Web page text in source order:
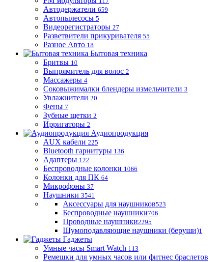
Автодержатели 659
Автопылесосы 5
Видеорегистраторы 27
Разветвители прикуривателя 55
Разное Авто 18
Бытовая техника
Бритвы 10
Выпрямитель для волос 2
Массажеры 4
Соковыжималки блендеры измельчители 3
Увлажнители 20
Фены 7
Зубные щетки 2
Ирригаторы 2
Аудиопродукция
AUX кабели 225
Bluetooth гарнитуры 136
Адаптеры 122
Беспроводные колонки 1066
Колонки для ПК 64
Микрофоны 37
Наушники 3541
Аксессуары для наушников523
Беспроводные наушники706
Проводные наушники2295
Шумоподавляющие наушники (беруши)1
Гаджеты
Умные часы Smart Watch 113
Ремешки для умных часов или фитнес браслетов